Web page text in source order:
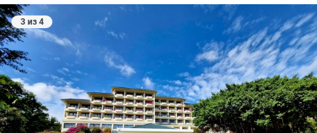
3 из 4